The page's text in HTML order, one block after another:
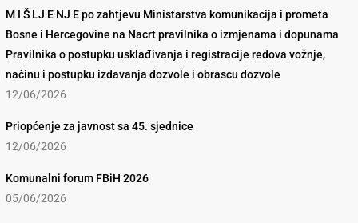
M I Š LJ E NJ E po zahtjevu Ministarstva komunikacija i prometa
Bosne i Hercegovine na Nacrt pravilnika o izmjenama i dopunama
Pravilnika o postupku usklađivanja i registracije redova vožnje,
načinu i postupku izdavanja dozvole i obrascu dozvole
12/06/2026
Priopćenje za javnost sa 45. sjednice
12/06/2026
Komunalni forum FBiH 2026
05/06/2026